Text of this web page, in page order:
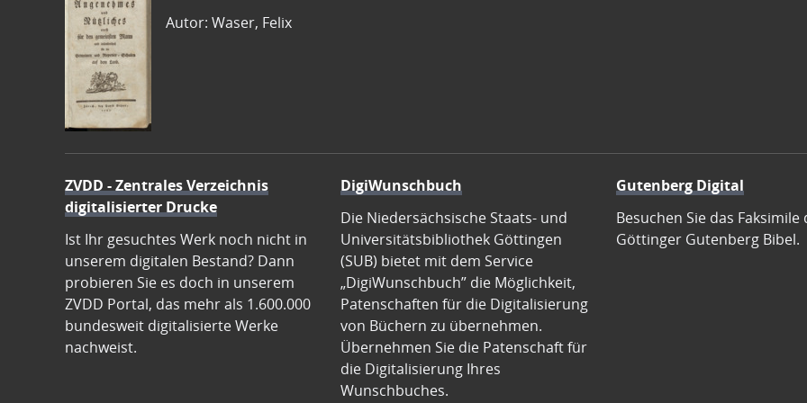
Autor: Waser, Felix
ZVDD - Zentrales Verzeichnis
digitalisierter Drucke
Ist Ihr gesuchtes Werk noch nicht in
unserem digitalen Bestand? Dann
probieren Sie es doch in unserem
ZVDD Portal, das mehr als 1.600.000
bundesweit digitalisierte Werke
nachweist.
DigiWunschbuch
Die Niedersächsische Staats- und
Universitätsbibliothek Göttingen
(SUB) bietet mit dem Service
„DigiWunschbuch” die Möglichkeit,
Patenschaften für die Digitalisierung
von Büchern zu übernehmen.
Übernehmen Sie die Patenschaft für
die Digitalisierung Ihres
Wunschbuches.
Gutenberg Digital
Besuchen Sie das Faksimile
Göttinger Gutenberg Bibel.